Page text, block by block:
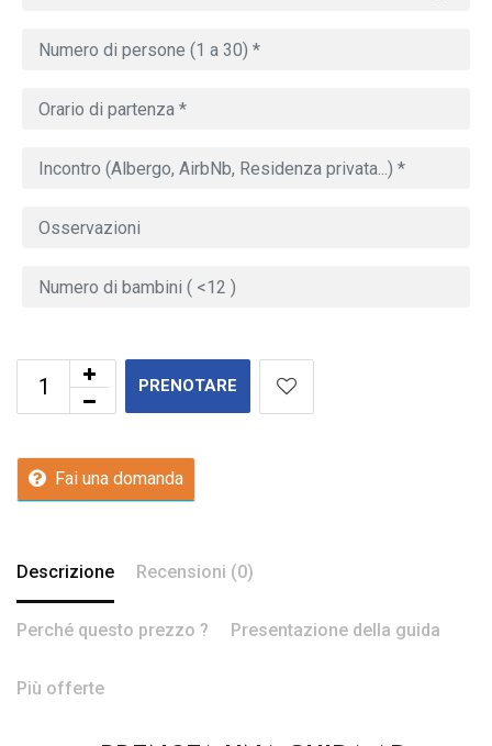
PRENOTARE
Fai una domanda
Descrizione Recensioni (0)
Perché questo prezzo ? Presentazione della guida
Più offerte